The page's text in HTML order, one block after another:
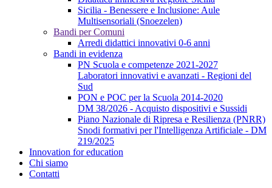
Sicilia - Benessere e Inclusione: Aule
Multisensoriali (Snoezelen)
Bandi per Comuni
Arredi didattici innovativi 0-6 anni
Bandi in evidenza
PN Scuola e competenze 2021-2027
Laboratori innovativi e avanzati - Regioni del
Sud
PON e POC per la Scuola 2014-2020
DM 38/2026 - Acquisto dispositivi e Sussidi
Piano Nazionale di Ripresa e Resilienza (PNRR)
Snodi formativi per l'Intelligenza Artificiale - DM
219/2025
Innovation for education
Chi siamo
Contatti